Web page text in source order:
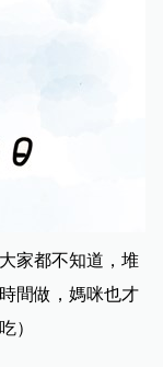
家都不知道，堆
間做，媽咪也才
）